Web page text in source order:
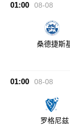
01:00 08-08
桑德捷斯
01:00 08-08
罗格尼兹